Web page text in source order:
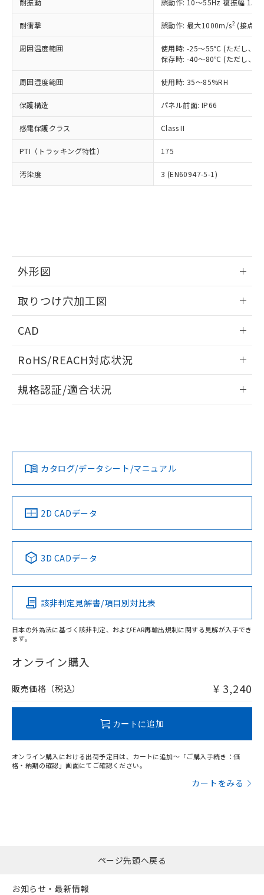
耐振動 誤動作: 10～55Hz 複振幅
耐衝撃 誤動作: 最大1000m/s2 (接点
周囲温度範囲
使用時: -25～55℃ (ただし、氷
保存時: -40～80℃ (ただし、氷
周囲湿度範囲 使用時: 35～85%RH
保護構造 パネル前面: IP66
感電保護クラス Class II
PTI（トラッキング特性） 175
汚染度 3 (EN60947-5-1)
外形図
取りつけ穴加工図
CAD
ドすることができます。
ログイン/会員登録
ダウンロードデータをご利用いただく前に、以下を必ずお読
みください。
ソフトウェアの使用条件
RoHS/REACH対応状況
EU RoHS 注意事項・凡例
対応済み
中国 RoHS 注意事項・凡例
Pb Hg Cd Cr(VI)
O
在庫等で未対応品が混在する可能性があります。
問い合わせください。
規格認証/適合状況
カタログ/データシート/マニュアル
2D CADデータ
3D CADデータ
該非判定見解書/項目別対比表
日本の外為法に基づく該非判定、およびEAR再輸出規制に関する見解が入手でき
ます。
オンライン購入
販売価格（税込） ¥ 3,240
カートに追加
オンライン購入における出荷予定日は、カートに追加～「ご購入手続き：価
格・納期の確認」画面にてご確認ください。
カートをみる
正式な納期状況および標準価格はお客
様のお取引先、またはお客様担当のオ
ムロン制御機器販売店・当社販売員に
オムロン制御機器販売店や当社販売拠
販売ネットワーク
」をご確認
在庫状況および標準価格結果を当社の
事前の承諾なく第三者に漏洩または開
示しないようお願いします。
マイパーツ機能（部品リスト作成サー
ビス）をご利用いただくには、I-Web
メンバーズにご登録されている必要が
お客様が当ウェブサイト上で当社にご
指します。
但し、RoHS指令で産業用監視および制御機器に対する
適用除外項目は除く。
フタル酸エステル類の４物質については閾値を超える意
図的な使用がないことを確認しています。
部品在庫の切り替え状況などにより、予定
月が前後することがあります。
※3 非含有証明書ダウンロード
51物質の非含有証明書（当社基準）
※本証明書は発行日時点で非含有を証明す
るもので、過去に遡って非含有を証明する
ものではありません。
また、RoHS指令のフタル酸エステル類４
欄に対応日を記載しておりました。
既に当社にて対応品への在庫切替を完了
していることから、特段のことがない限
り、2022年1月12日より割愛しておりま
す。
DBP(フタル酸ジブチル) : 1000ppm、 DIBP(フタル酸ジ
イソブチル) : 1000ppm、 BBP(フタル酸ブチルベンジ
DEHP(フタル酸ビス(2-エチルヘキシル)) : 1000ppm
準値以下であることを示します。
「10」：通常の使用状況下において有害物
質が外部に漏えいし、環境に深刻な影響を
及ぼさない年数を意味します。
「－」：未確認です。当社販売部門へお問
全に破砕するなど、違法に輸出されな
いよう必要な手段を講じます。
当社は貴社製品を、核兵器、ミサイ
ル、化学兵器、生物兵器またはその他
武器並びにこれらの製造装置等に一切
当社は、貴社製品を第三者に販売する
場合は、上記1、2および3の内容を当
該第三者に通知します。また当社は、
販売先および販売に係わる関係者が違
法に輸出するおそれがある場合は、取
り引きをいたしません。
一定数には満たないが在庫あり
－
在庫なし(最新の在庫状況につ
いては、お客様のお取引先、ま
たはお客様担当のオムロン制御
機器販売店・当社販売員にご確
空
受注生産機種、また在庫状況の
情報を公開していない機種
ページ先頭へ戻る
お知らせ・最新情報